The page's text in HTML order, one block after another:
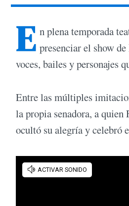
E n plena temporada
presenciar el show
voces, bailes y personajes
Entre las múltiples
la propia senadora, a
ocultó su alegría y celebró